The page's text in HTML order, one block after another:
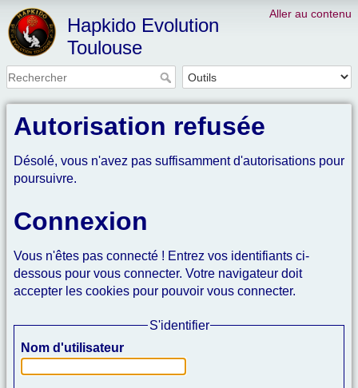
Aller au contenu
Hapkido Evolution
Toulouse
Autorisation refusée
Désolé, vous n'avez pas suffisamment d'autorisations pour
poursuivre.
Connexion
Vous n'êtes pas connecté ! Entrez vos identifiants ci-
dessous pour vous connecter. Votre navigateur doit
accepter les cookies pour pouvoir vous connecter.
S'identifier
Nom d'utilisateur